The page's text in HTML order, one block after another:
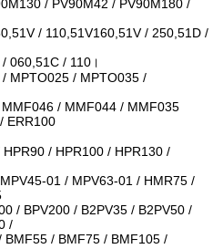
/ PV90M42 / PV90M180 /
/ 110,51V160,51V / 250,51D /
060,51C / 110।
MPTO025 / MPTO035 /
/ MMF044 / MMF035
ERR100
/ HPR100 / HPR130 /
01 / MPV63-01 / HMR75 /
/ BPV200 / B2PV35 / B2PV50 /
/
BMF55 / BMF75 / BMF105 /